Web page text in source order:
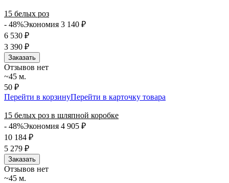
15 белых роз
- 48%Экономия 3 140 ₽
6 530 ₽
3 390 ₽
Заказать
Отзывов нет
~45 м.
50 ₽
Перейти в корзинуПерейти в карточку товара
15 белых роз в шляпной коробке
- 48%Экономия 4 905 ₽
10 184 ₽
5 279 ₽
Заказать
Отзывов нет
~45 м.